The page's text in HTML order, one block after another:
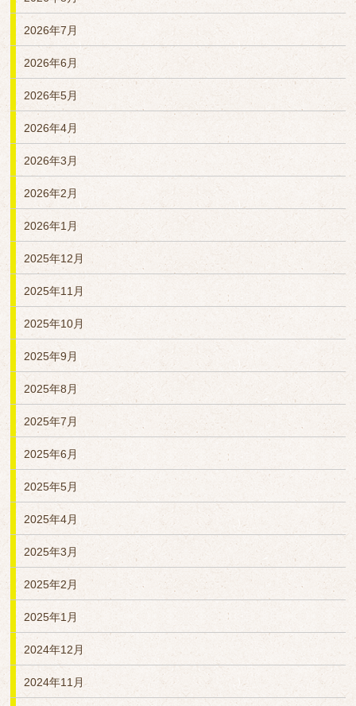
2026年7月
2026年6月
2026年5月
2026年4月
2026年3月
2026年2月
2026年1月
2025年12月
2025年11月
2025年10月
2025年9月
2025年8月
2025年7月
2025年6月
2025年5月
2025年4月
2025年3月
2025年2月
2025年1月
2024年12月
2024年11月